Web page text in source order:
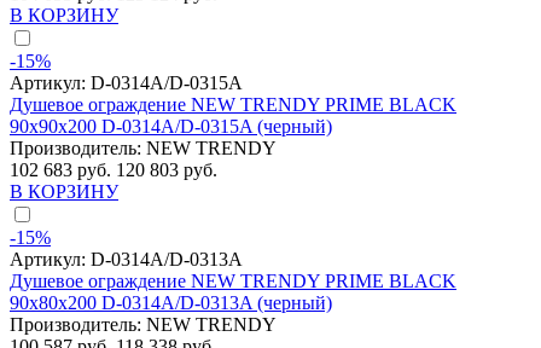
В КОРЗИНУ
-15%
Артикул: D-0314A/D-0315A
Душевое ограждение NEW TRENDY PRIME BLACK
90x90x200 D-0314A/D-0315A (черный)
Производитель: NEW TRENDY
102 683 руб. 120 803 руб.
В КОРЗИНУ
-15%
Артикул: D-0314A/D-0313A
Душевое ограждение NEW TRENDY PRIME BLACK
90x80x200 D-0314A/D-0313A (черный)
Производитель: NEW TRENDY